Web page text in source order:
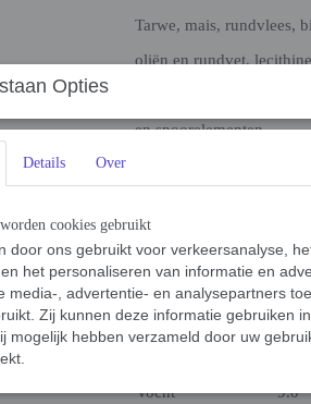
Tarwe, mais, rundvlees,
oliën en rundvet,
en spoorelementen.
Ruw Eiwit
Ruw Vet
9.0
Ruwe Celstof
3.0
Ruwe As
7.0
Calcium
1.5
Vocht
9.0
Opties
Details Over
cookies gebruikt
door ons gebruikt voor verkeersanalyse,
het personaliseren van informatie en
media-, advertentie- en analysepartners
Zij kunnen deze informatie gebruiken
mogelijk hebben verzameld door uw